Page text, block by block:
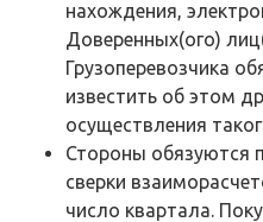
нахождения,
Доверенных(ого)
Грузоперевозчика
известить об этом
осуществления
Стороны обязуются
сверки
число квартала.